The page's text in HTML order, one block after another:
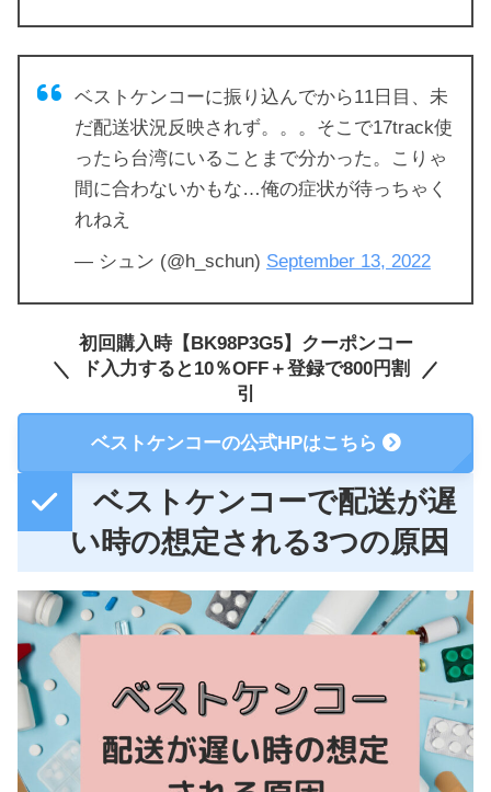
ベストケンコーに振り込んでから11日目、未
だ配送状況反映されず。。。そこで17track使
ったら台湾にいることまで分かった。こりゃ
間に合わないかもな…俺の症状が待っちゃく
れねえ
— シュン (@h_schun) September 13, 2022
初回購入時【BK98P3G5】クーポンコー
ド入力すると10％OFF＋登録で800円割
引
ベストケンコーの公式HPはこちら
ベストケンコーで配送が遅
い時の想定される3つの原因